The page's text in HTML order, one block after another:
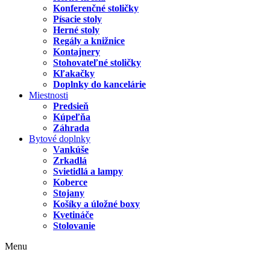
Konferenčné stoličky
Písacie stoly
Herné stoly
Regály a knižnice
Kontajnery
Stohovateľné stoličky
Kľakačky
Doplnky do kancelárie
Miestnosti
Predsieň
Kúpeľňa
Záhrada
Bytové doplnky
Vankúše
Zrkadlá
Svietidlá a lampy
Koberce
Stojany
Košíky a úložné boxy
Kvetináče
Stolovanie
Menu